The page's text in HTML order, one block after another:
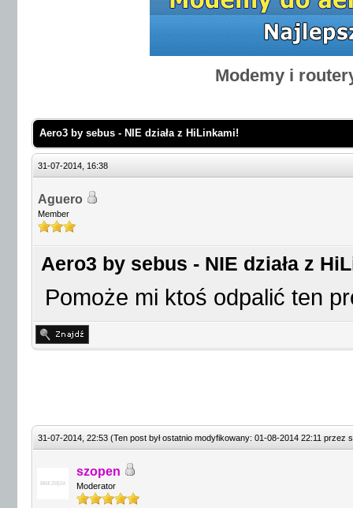
Modemy i
Aero3 by sebus - NIE działa z HiLinkami!
31-07-2014, 16:38
Aguero
Member
Aero3 by sebus - NIE działa z
Pomoże mi ktoś odpalić ten
31-07-2014, 22:53 (Ten post był ostatnio modyfikowany: 01-08-2014 22:11 przez
szopen
Moderator